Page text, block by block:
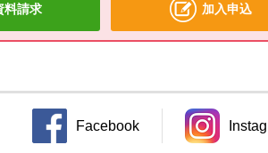
料請求 加入申込
Facebook
別のウィンドウで開きます。別のウィン